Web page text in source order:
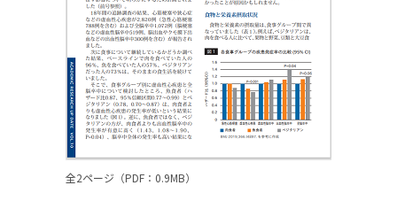
全2ページ（PDF：0.9MB）